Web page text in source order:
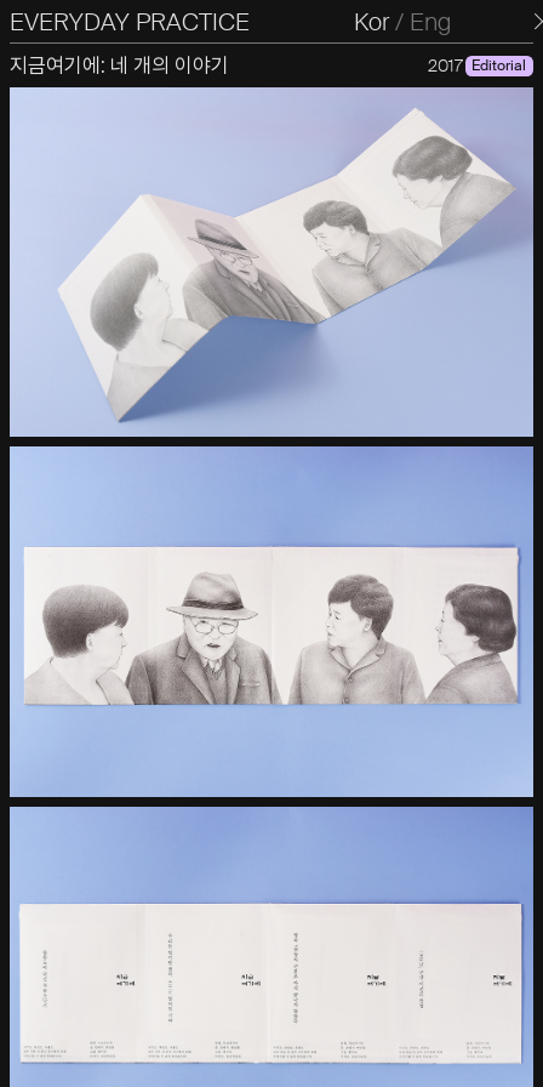
EVERYDAY PRACTICE
일상의실천 Kor/ Eng
지금여기에: 네 개의 이야기 2017 Editorial